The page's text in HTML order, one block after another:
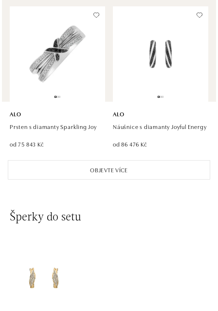
dnes otevřeno do 21:00
ALO diamonds, Westfield, Praha 4 - Chodov
Roztylská 2321/19, 148 00 Praha 4 - Chodov
tel.: +420 773 585 559, +420 730 802 800
dnes otevřeno do 21:00
ALO diamonds Hilton, Košice
otevřeno v Pondělí od 09:00
ALO diamonds OC Aupark, Bratislava
Einsteinova 18, 851 01 Bratislava
tel.: +421 917 090 891
ALO diamonds OC Avion, Bratislava
ALO diamonds OC Eurovea, Bratislava
Pribinova 8, 811 09 Bratislava
OBJEVTE VÍCE
ALO
Prsten s diamanty Sparkling Joy
od 75 843 Kč
ALO
Náušnice s diamanty Joyful Energy
od 86 476 Kč
Šperky do setu